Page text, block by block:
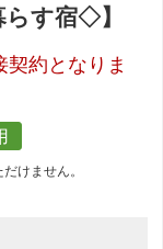
らす宿◇】
契約となりま
けません。